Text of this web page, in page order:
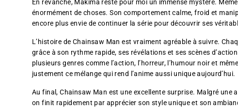
En revanche, Makima reste pour moi un immense mystère.
énormément de choses. Son comportement calme, froid et
encore plus envie de continuer la série pour découvrir ses
L’histoire de Chainsaw Man est vraiment agréable à suivre.
grâce à son rythme rapide, ses révélations et ses scènes
plusieurs genres comme l’action, l’horreur, l’humour noir et
justement ce mélange qui rend l’anime aussi unique aujourd’hui.
Au final, Chainsaw Man est une excellente surprise. Malgré
on finit rapidement par apprécier son style unique et son